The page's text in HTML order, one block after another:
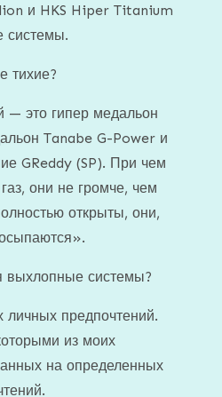
и HKS Hiper Titanium
системы.
тихие?
— это гипер медальон
Tanabe G-Power и
GReddy (SP). При чем
они не громче, чем
открыты, они,
выхлопные системы?
личных предпочтений.
из моих
на определенных